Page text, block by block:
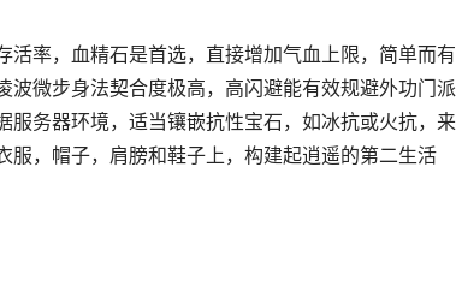
率，血精石是首选，直接增加气血上限，简单而有
微步身法契合度极高，高闪避能有效规避外功门派
务器环境，适当镶嵌抗性宝石，如冰抗或火抗，来
，帽子，肩膀和鞋子上，构建起逍遥的第二生活